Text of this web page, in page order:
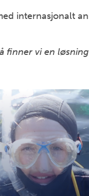
internasjonalt
finner vi en